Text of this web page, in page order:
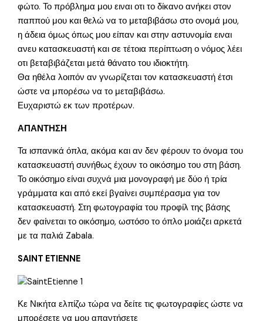
φώτο. Το πρόβλημα μου ειναι οτι το δίκανο ανήκει στον
παππού μου και θελώ να το μεταβιβάσω στο ονομά μου,
η άδεια όμως όπως μου είπαν και στην αστυνομία ειναι
ανευ κατασκευαστή και σε τέτοια περίπτωση ο νόμος λέει
οτι βεταβιβάζεται μετά θάνατο του ιδιοκτήτη.
Θα ηθέλα λοιπόν αν γνωρίζεται τον κατασκευαστή έτσι
ώστε να μπορέσω να το μεταβιβάσω.
Ευχαριστώ εκ των προτέρων.
ΑΠΑΝΤΗΣΗ
Τα ισπανικά όπλα, ακόμα και αν δεν φέρουν το όνομα του
κατασκευαστή συνήθως έχουν το οικόσημο του στη βάση.
Το οικόσημο είναι συχνά μια μονογραφή με δύο ή τρία
γράμματα και από εκεί βγαίνει συμπέρασμα για τον
κατασκευαστή. Στη φωτογραφία του προφίλ της βάσης
δεν φαίνεται το οικόσημο, ωστόσο το όπλο μοιάζει αρκετά
με τα παλιά Zabala.
SAINT ETIENNE
Κε Νικήτα ελπίζω τώρα να δείτε τις φωτογραφίες ώστε να
μπορέσετε να μου απαντήσετε